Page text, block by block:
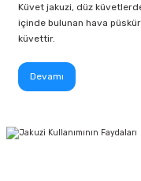
Küvet jakuzi, düz
içinde bulunan hava
küvettir.
Devamı